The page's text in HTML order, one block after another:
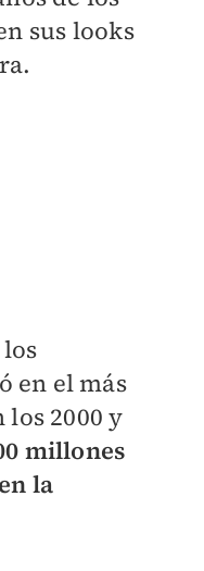
sus looks
los
en el más
los 2000 y
millones
la